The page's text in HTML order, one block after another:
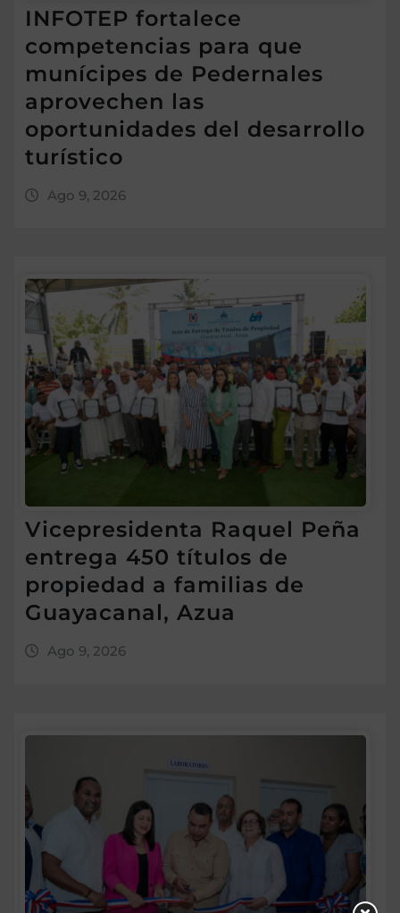
INFOTEP fortalece
competencias para que
munícipes de Pedernales
aprovechen las
oportunidades del desarrollo
turístico
Ago 9, 2026
Vicepresidenta Raquel Peña
entrega 450 títulos de
propiedad a familias de
Guayacanal, Azua
Ago 9, 2026